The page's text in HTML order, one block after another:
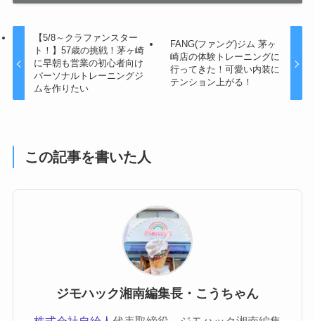
【5/8～クラファンスター
ト！】57歳の挑戦！茅ヶ崎
に早朝も営業の初心者向け
パーソナルトレーニングジ
ムを作りたい
FANG(ファング)ジム 茅ヶ
崎店の体験トレーニングに
行ってきた！可愛い内装に
テンション上がる！
この記事を書いた人
ジモハック湘南編集長・こうちゃん